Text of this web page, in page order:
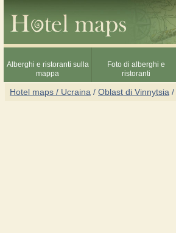
Alberghi e ristoranti sulla
mappa
Foto di alberghi e
ristoranti
Hotel maps / Ucraina / Oblast di Vinnytsia /